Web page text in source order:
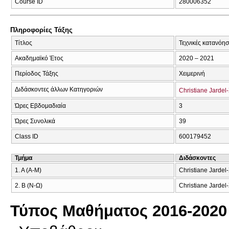
Course ID 280006352
Πληροφορίες Τάξης
Τίτλος Τεχνικές
Ακαδημαϊκό Έτος 2020 – 2021
Περίοδος Τάξης Χειμερινή
Διδάσκοντες άλλων Κατηγοριών Christiane
Ώρες Εβδομαδιαία 3
Ώρες Συνολικά 39
Class ID 600179452
Τμήμα
Διδάσκοντες
1. A (A-M)
Christiane
2. B (Ν-Ω) Christiane
Τύπος Μαθήματος 2016-2020